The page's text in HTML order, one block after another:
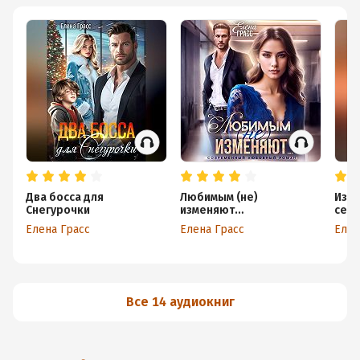
Два босса для
Снегурочки
Елена Грасс
Любимым (не)
изменяют…
Елена Грасс
Все 14 аудиокниг